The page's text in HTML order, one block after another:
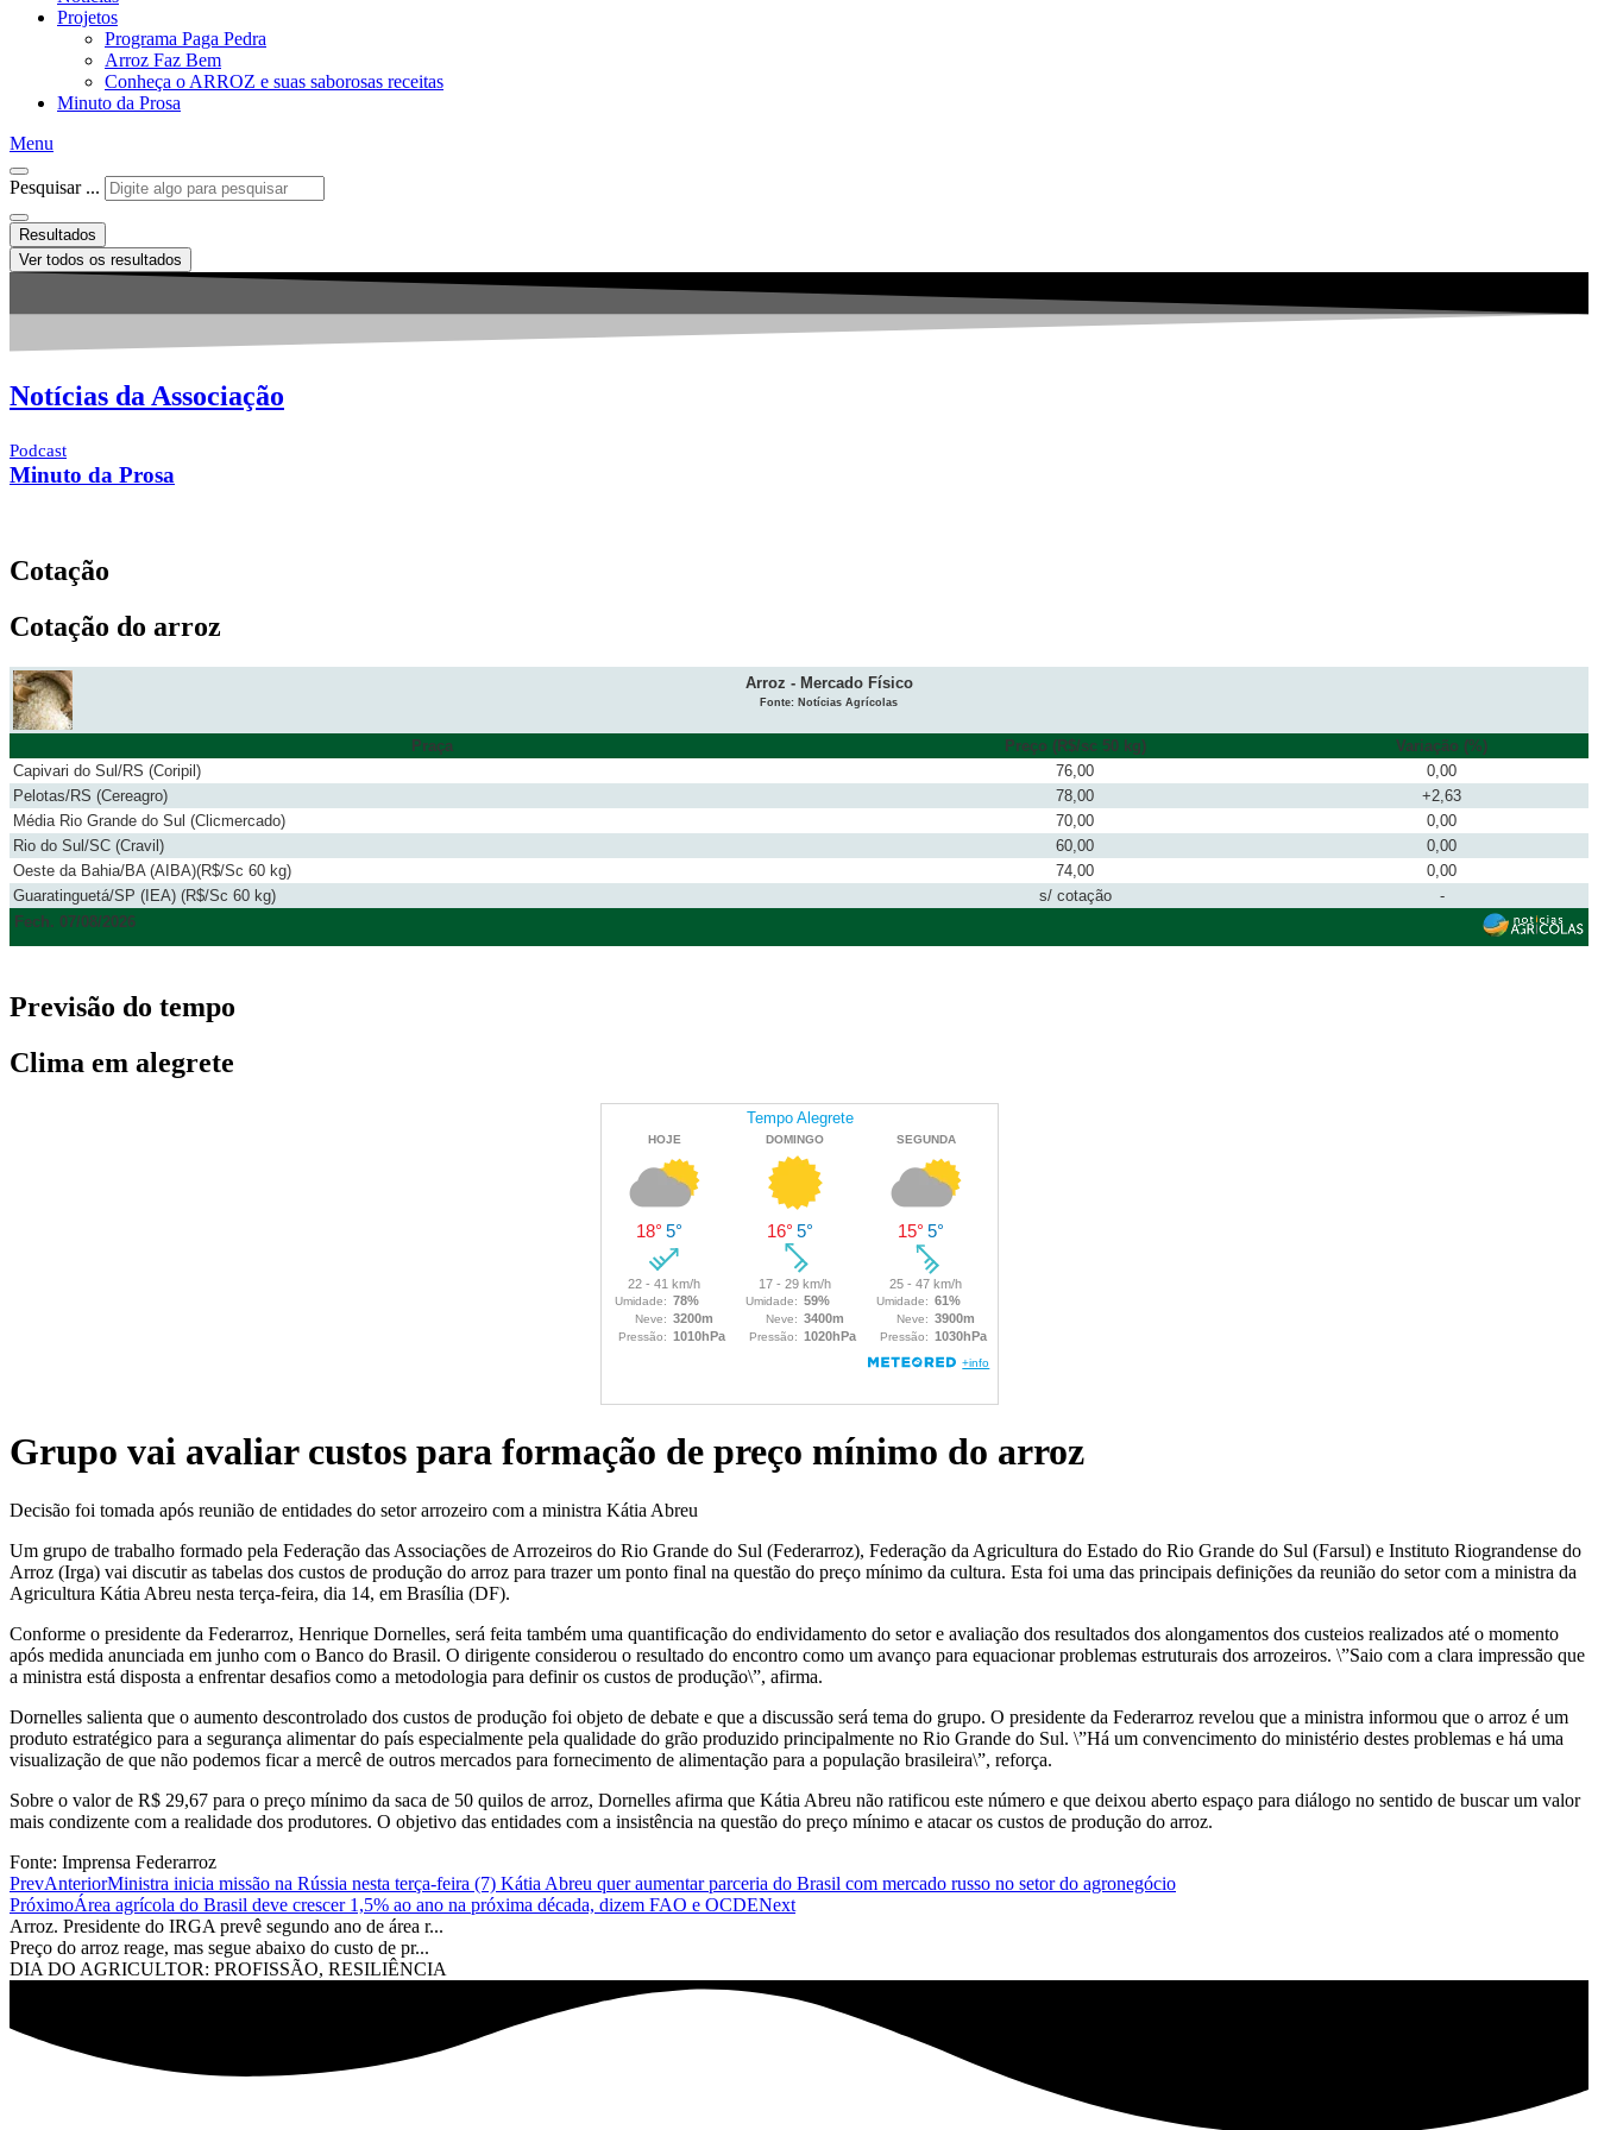
Projetos
Programa Paga Pedra
Arroz Faz Bem
Conheça o ARROZ e suas saborosas receitas
Minuto da Prosa
Menu
Pesquisar ...
Resultados
Ver todos os resultados
Notícias da Associação
Podcast
Minuto da Prosa
Cotação
Cotação do arroz
Arroz - Mercado Físico
Fonte: Notícias Agrícolas
Praça Preço (R$/sc 50 kg)
Variação (%)
Capivari do Sul/RS (Coripil)
76,00
0,00
Pelotas/RS (Cereagro)
78,00
+2,63
Média Rio Grande do Sul (Clicmercado)
70,00
0,00
Rio do Sul/SC (Cravil)
60,00
0,00
Oeste da Bahia/BA (AIBA)(R$/Sc 60 kg)
74,00
0,00
Guaratinguetá/SP (IEA) (R$/Sc 60 kg)
s/ cotação
-
Fech. 07/08/2026
Previsão do tempo
Clima em alegrete
Grupo vai avaliar custos para formação de preço mínimo do arroz
Decisão foi tomada após reunião de entidades do setor arrozeiro com a ministra Kátia Abreu
Um grupo de trabalho formado pela Federação das Associações de Arrozeiros do Rio Grande do Sul (Federarroz), Federação da Agricultura do Estado do Rio Grande do Sul (Farsul) e Instituto Riograndense do
Arroz (Irga) vai discutir as tabelas dos custos de produção do arroz para trazer um ponto final na questão do preço mínimo da cultura. Esta foi uma das principais definições da reunião do setor com a ministra da
Agricultura Kátia Abreu nesta terça-feira, dia 14, em Brasília (DF).
Conforme o presidente da Federarroz, Henrique Dornelles, será feita também uma quantificação do endividamento do setor e avaliação dos resultados dos alongamentos dos custeios realizados até o momento
após medida anunciada em junho com o Banco do Brasil. O dirigente considerou o resultado do encontro como um avanço para equacionar problemas estruturais dos arrozeiros. \”Saio com a clara impressão que
a ministra está disposta a enfrentar desafios como a metodologia para definir os custos de produção\”, afirma.
Dornelles salienta que o aumento descontrolado dos custos de produção foi objeto de debate e que a discussão será tema do grupo. O presidente da Federarroz revelou que a ministra informou que o arroz é um
produto estratégico para a segurança alimentar do país especialmente pela qualidade do grão produzido principalmente no Rio Grande do Sul. \”Há um convencimento do ministério destes problemas e há uma
visualização de que não podemos ficar a mercê de outros mercados para fornecimento de alimentação para a população brasileira\”, reforça.
Sobre o valor de R$ 29,67 para o preço mínimo da saca de 50 quilos de arroz, Dornelles afirma que Kátia Abreu não ratificou este número e que deixou aberto espaço para diálogo no sentido de buscar um valor
mais condizente com a realidade dos produtores. O objetivo das entidades com a insistência na questão do preço mínimo e atacar os custos de produção do arroz.
Fonte: Imprensa Federarroz
PrevAnteriorMinistra inicia missão na Rússia nesta terça-feira (7) Kátia Abreu quer aumentar parceria do Brasil com mercado russo no setor do agronegócio
PróximoÁrea agrícola do Brasil deve crescer 1,5% ao ano na próxima década, dizem FAO e OCDENext
Arroz. Presidente do IRGA prevê segundo ano de área r...
Preço do arroz reage, mas segue abaixo do custo de pr...
DIA DO AGRICULTOR: PROFISSÃO, RESILIÊNCIA